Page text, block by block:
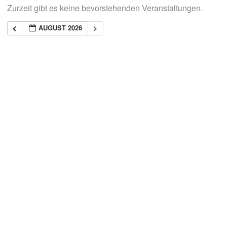
Zurzeit gibt es keine bevorstehenden Veranstaltungen.
AUGUST 2026